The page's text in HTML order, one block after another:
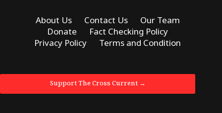
About Us Contact Us
Our Team
Donate
Fact Checking Policy
Privacy Policy
Terms and Condition
Support The Cross Current →